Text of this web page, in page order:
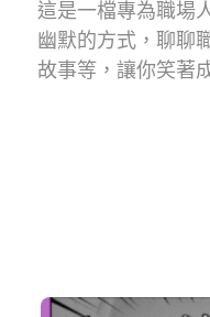
這是一檔專為職場
幽默的方式，聊聊
故事等，讓你笑著